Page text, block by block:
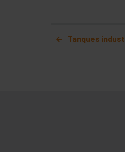
Tanques